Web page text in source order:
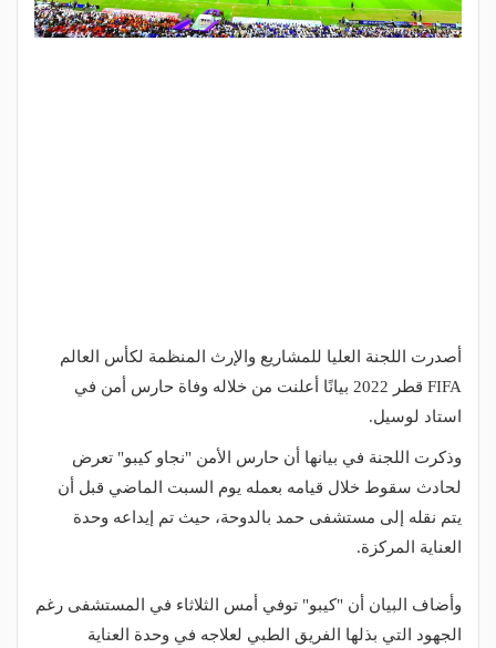
أصدرت اللجنة العليا للمشاريع والإرث المنظمة لكأس العالم
FIFA قطر 2022 بيانًا أعلنت من خلاله وفاة حارس أمن في
استاد لوسيل.
وذكرت اللجنة في بيانها أن حارس الأمن "نجاو كيبو" تعرض
لحادث سقوط خلال قيامه بعمله يوم السبت الماضي قبل أن
يتم نقله إلى مستشفى حمد بالدوحة، حيث تم إيداعه وحدة
العناية المركزة.
وأضاف البيان أن "كيبو" توفي أمس الثلاثاء في المستشفى رغم
الجهود التي بذلها الفريق الطبي لعلاجه في وحدة العناية